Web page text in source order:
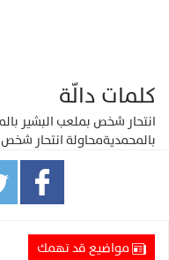
كلمات دالّة
انتحار شخص بملعب البشير
بالمحمديةمحاولة انتحار
مواضيع قد تهمك